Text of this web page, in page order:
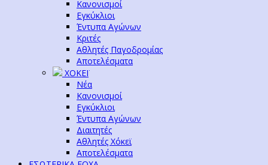
Κανονισμοί
Εγκύκλιοι
Έντυπα Αγώνων
Κριτές
Αθλητές Παγοδρομίας
Αποτελέσματα
ΧΟΚΕΪ
Νέα
Κανονισμοί
Εγκύκλιοι
Έντυπα Αγώνων
Διαιτητές
Αθλητές Χόκεϊ
Αποτελέσματα